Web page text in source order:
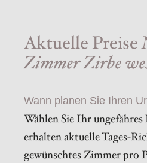
Aktuelle Preise
Zimmer Zirbe
Wann planen Sie Ihren
Wählen Sie Ihr ungefähres
erhalten aktuelle Tages-
gewünschtes Zimmer pro